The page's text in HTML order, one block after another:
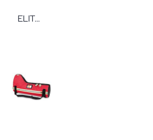
ELITE BAGS FAST'S Oberschenkelholster leer tragbares Rettungsholster von Elite-Bags